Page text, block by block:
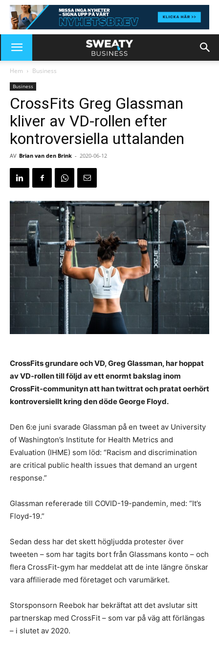
Hem Business
Business
CrossFits Greg Glassman
kliver av VD-rollen efter
kontroversiella uttalanden
AV Brian van den Brink - 2020-06-12
CrossFits grundare och VD, Greg Glassman, har hoppat
av VD-rollen till följd av ett enormt bakslag inom
CrossFit-communityn att han twittrat och pratat oerhört
kontroversiellt kring den döde George Floyd.
Den 6:e juni svarade Glassman på en tweet av University
of Washington’s Institute for Health Metrics and
Evaluation (IHME) som löd: “Racism and discrimination
are critical public health issues that demand an urgent
response.”
Glassman refererade till COVID-19-pandemin, med: “It’s
Floyd-19.”
Sedan dess har det skett högljudda protester över
tweeten – som har tagits bort från Glassmans konto – och
flera CrossFit-gym har meddelat att de inte längre önskar
vara affilierade med företaget och varumärket.
Storsponsorn Reebok har bekräftat att det avslutar sitt
partnerskap med CrossFit – som var på väg att förlängas
– i slutet av 2020.